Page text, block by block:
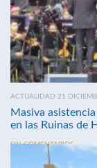
ACTUALIDAD 21
Masiva
en las Ruinas de
SIN COMENTARIOS